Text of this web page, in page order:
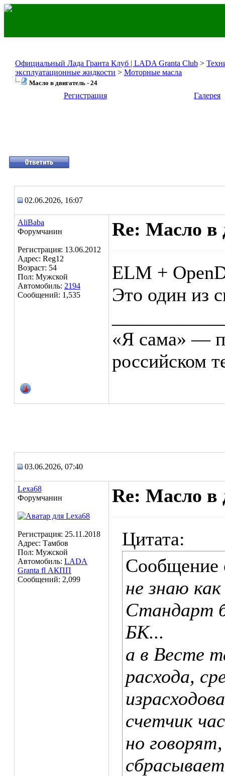
Официальный Лада Гранта Клуб | LADA Granta Club >
эксплуатационные жидкости > Моторные масла
Масло в двигатель - 24
Регистрация Галерея
02.06.2026, 16:07
AliBaba
Форумчанин
Регистрация: 13.06.2012
Адрес: Reg12
Возраст: 54
Пол: Мужской
Автомобиль: 2194
Сообщений: 1,535
Re: Масло в
ELM +
Это один из
«Я сама» —
российском
03.06.2026, 07:40
Lexa68
Форумчанин
Регистрация: 25.11.2018
Адрес: Тамбов
Пол: Мужской
Автомобиль: LADA
Granta fl АКПП
Сообщений: 2,099
Re: Масло в
Цитата:
Сообщение
не знаю
Стандарт
БК...
а в Весте
расхода,
счетчик
но